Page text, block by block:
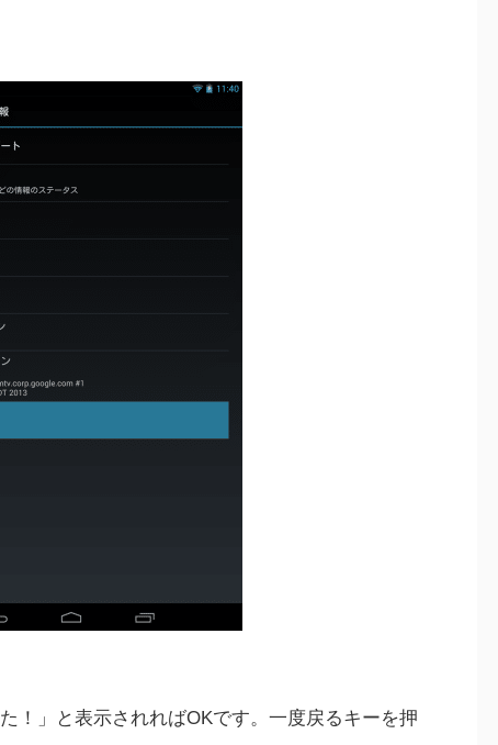
！」と表示されればOKです。一度戻るキーを押